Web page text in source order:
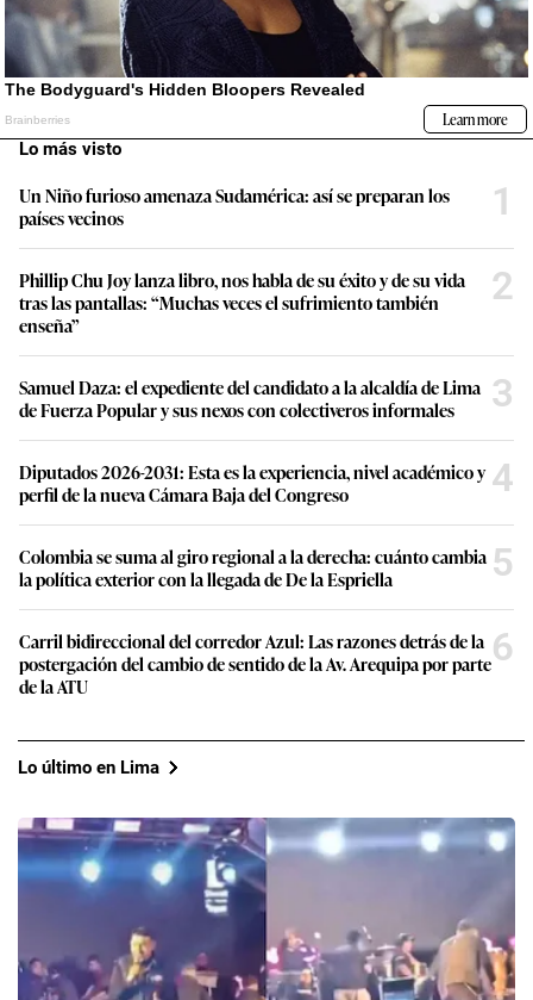
Lo más visto
Un Niño furioso amenaza Sudamérica: así se preparan los
países vecinos
1
Phillip Chu Joy lanza libro, nos habla de su éxito y de su vida
tras las pantallas: “Muchas veces el sufrimiento también
enseña”
2
Samuel Daza: el expediente del candidato a la alcaldía de Lima
de Fuerza Popular y sus nexos con colectiveros informales
3
Diputados 2026-2031: Esta es la experiencia, nivel académico y
perfil de la nueva Cámara Baja del Congreso
4
Colombia se suma al giro regional a la derecha: cuánto cambia
la política exterior con la llegada de De la Espriella
5
Carril bidireccional del corredor Azul: Las razones detrás de la
postergación del cambio de sentido de la Av. Arequipa por parte
de la ATU
6
Lo último en Lima